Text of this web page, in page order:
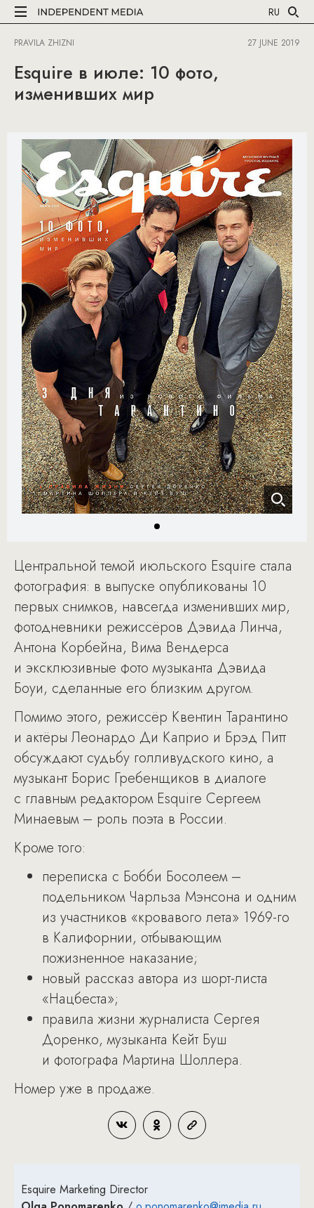
RU
PRAVILA ZHIZNI 27 JUNE 2019
Esquire в июле: 10 фото,
изменивших мир
Центральной темой июльского Esquire стала
фотография: в выпуске опубликованы 10
первых снимков, навсегда изменивших мир,
фотодневники режиссёров Дэвида Линча,
Антона Корбейна, Вима Вендерса
и эксклюзивные фото музыканта Дэвида
Боуи, сделанные его близким другом.
Помимо этого, режиссёр Квентин Тарантино
и актёры Леонардо Ди Каприо и Брэд Питт
обсуждают судьбу голливудского кино, а
музыкант Борис Гребенщиков в диалоге
с главным редактором Esquire Сергеем
Минаевым – роль поэта в России.
Кроме того:
переписка с Бобби Босолеем –
подельником Чарльза Мэнсона и одним
из участников «кровавого лета» 1969-го
в Калифорнии, отбывающим
пожизненное наказание;
новый рассказ автора из шорт-листа
«Нацбеста»;
правила жизни журналиста Сергея
Доренко, музыканта Кейт Буш
и фотографа Мартина Шоллера.
Номер уже в продаже.
Esquire Marketing Director